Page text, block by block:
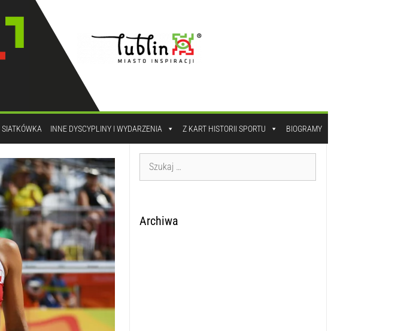
SIATKÓWKA INNE DYSCYPLINY I WYDARZENIA Z KART HISTORII SPORTU BIOGRAMY
Archiwa